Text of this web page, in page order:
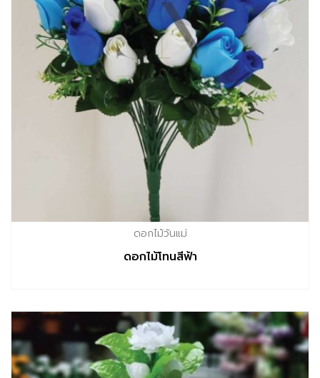
ดอกไม้วันแม่
ดอกไม้โทนสีฟ้า